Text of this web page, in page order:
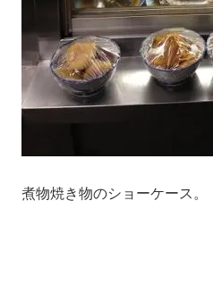
煮物焼き物のショーケース。